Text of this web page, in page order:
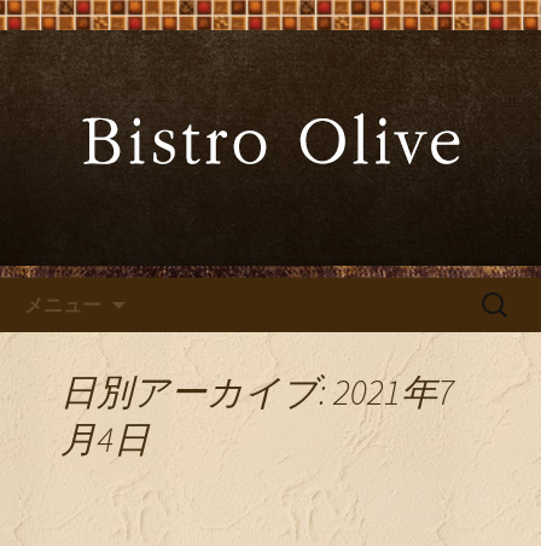
大阪難波の「Bistro Olive（ビ
ストロ オリーブ）」
大阪難波の「ビストロオリーブ」でワ
インと炭火焼料理を
メニュー
検
日別アーカイブ: 2021年7
月4日